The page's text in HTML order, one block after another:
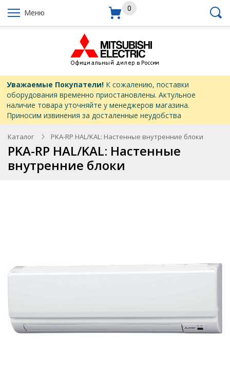
Меню 0
Уважаемые Покупатели!К сожалению, поставки
оборудования временно приостановлены. Актульное
наличие товара уточняйте у менеджеров магазина.
Приносим извинения за досталенные неудобства
Каталог PKA-RP HAL/KAL: Настенные внутренние блоки
PKA-RP HAL/KAL: Настенные
внутренние блоки